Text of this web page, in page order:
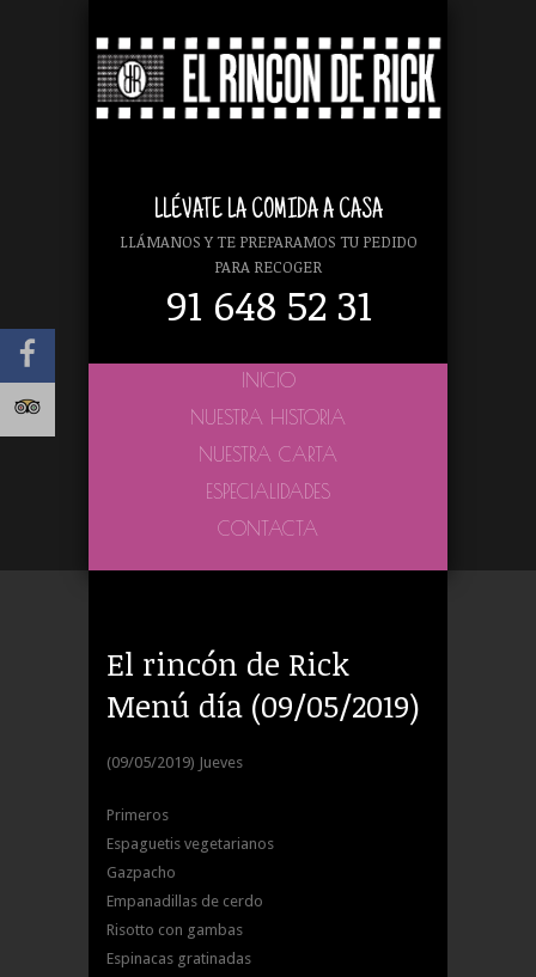
LLÉVATE LA COMIDA A CASA
LLÁMANOS Y TE PREPARAMOS TU PEDIDO
PARA RECOGER
91 648 52 31
INICIO
NUESTRA HISTORIA
NUESTRA CARTA
ESPECIALIDADES
CONTACTA
El rincón de Rick
Menú día (09/05/2019)
(09/05/2019) Jueves
Primeros
Espaguetis vegetarianos
Gazpacho
Empanadillas de cerdo
Risotto con gambas
Espinacas gratinadas